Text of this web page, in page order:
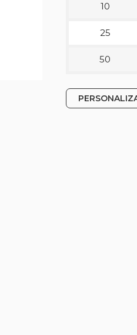
10
25
50